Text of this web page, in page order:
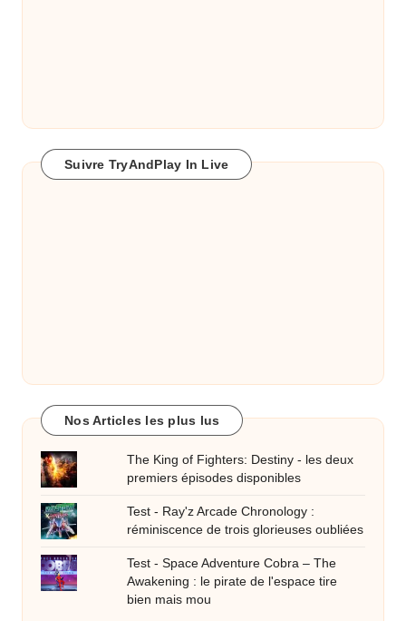
Suivre TryAndPlay In Live
Nos Articles les plus lus
The King of Fighters: Destiny - les deux
premiers épisodes disponibles
Test - Ray'z Arcade Chronology :
réminiscence de trois glorieuses oubliées
Test - Space Adventure Cobra – The
Awakening : le pirate de l'espace tire
bien mais mou